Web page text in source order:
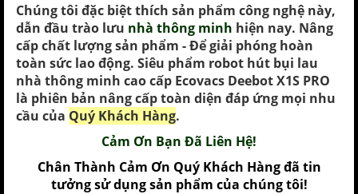
Chúng tôi đặc biệt thích sản phẩm công nghệ này,
dẫn đầu trào lưu nhà thông minh hiện nay. Nâng
cấp chất lượng sản phẩm - Để giải phóng hoàn
toàn sức lao động. Siêu phẩm robot hút bụi lau
nhà thông minh cao cấp Ecovacs Deebot X1S PRO
là phiên bản nâng cấp toàn diện đáp ứng mọi nhu
cầu của Quý Khách Hàng.
Cảm Ơn Bạn Đã Liên Hệ!
Chân Thành Cảm Ơn Quý Khách Hàng đã tin
tưởng sử dụng sản phẩm của chúng tôi!